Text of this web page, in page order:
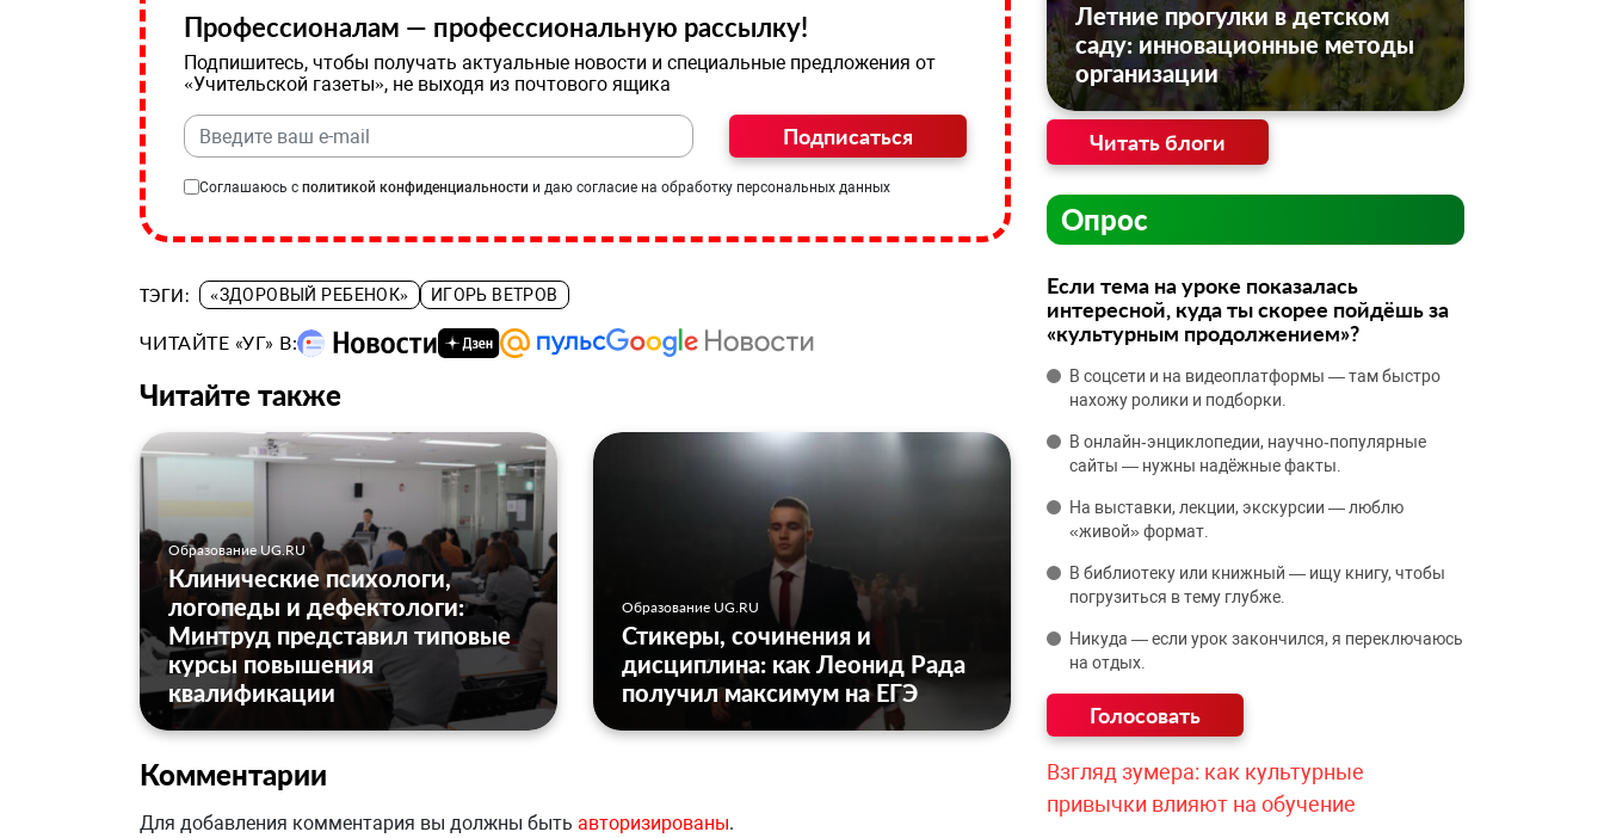
Профессионалам — профессиональную рассылку!
Подпишитесь, чтобы получать актуальные новости и специальные предложения от
«Учительской газеты», не выходя из почтового ящика
Подписаться
Соглашаюсь с политикой конфиденциальности и даю согласие на обработку персональных данных
ТЭГИ: «ЗДОРОВЫЙ РЕБЕНОК» ИГОРЬ ВЕТРОВ
ЧИТАЙТЕ «УГ» В:
Читайте также
Образование UG.RU
Клинические психологи,
логопеды и дефектологи:
Минтруд представил типовые
курсы повышения
квалификации
Образование UG.RU
Стикеры, сочинения и
дисциплина: как Леонид Рада
получил максимум на ЕГЭ
Комментарии
Для добавления комментария вы должны быть авторизированы.
Летние прогулки в детском
саду: инновационные методы
организации
Читать блоги
Опрос
Если тема на уроке показалась
интересной, куда ты скорее пойдёшь за
«культурным продолжением»?
В соцсети и на видеоплатформы — там быстро
нахожу ролики и подборки.
В онлайн‑энциклопедии, научно‑популярные
сайты — нужны надёжные факты.
На выставки, лекции, экскурсии — люблю
«живой» формат.
В библиотеку или книжный — ищу книгу, чтобы
погрузиться в тему глубже.
Никуда — если урок закончился, я переключаюсь
на отдых.
Взгляд зумера: как культурные
привычки влияют на обучение